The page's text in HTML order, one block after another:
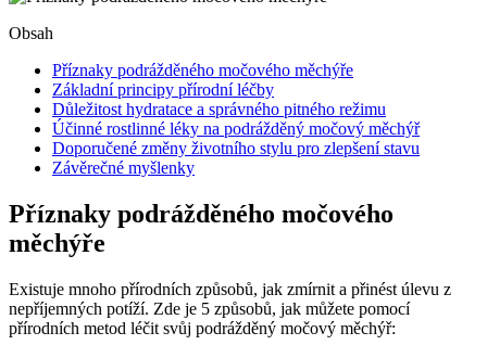
Obsah
Příznaky podrážděného​ močového měchýře
Základní principy přírodní léčby
Důležitost‌ hydratace a správného pitného režimu
Účinné⁢ rostlinné léky⁣ na podrážděný⁢ močový měchýř
Doporučené změny životního stylu pro zlepšení stavu
Závěrečné myšlenky
Příznaky podrážděného​ močového
měchýře
Existuje mnoho přírodních způsobů, jak ⁢zmírnit a⁣ přinést úlevu z
nepříjemných potíží. Zde je 5 způsobů, jak můžete pomocí ​
přírodních metod léčit svůj podrážděný močový měchýř: